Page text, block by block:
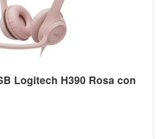
Logitech H390 Rosa con